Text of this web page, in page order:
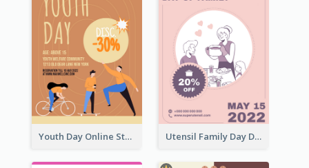
Youth Day Online Store Discount Flyer Utensil Family Day Discount Flyer